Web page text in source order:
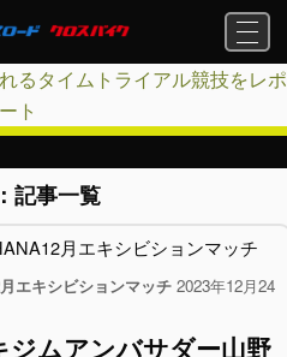
記事一覧
エキシビションマッチ2023年12月24
ムアンバサダー山野